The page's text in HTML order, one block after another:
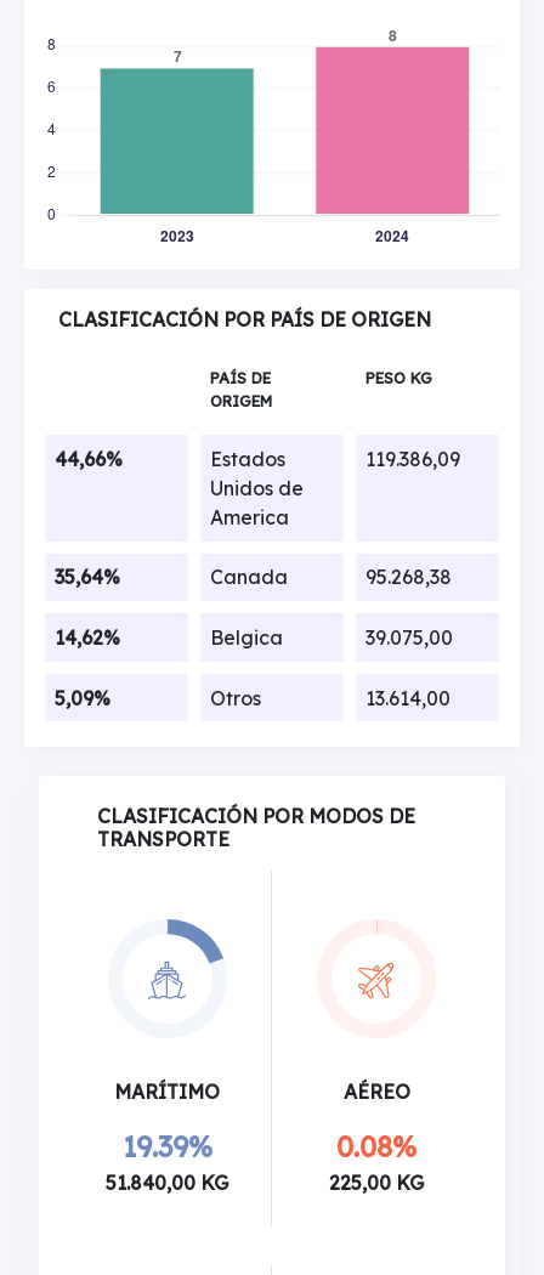
CLASIFICACIÓN POR PAÍS DE ORIGEN
PAÍS DE
ORIGEM
PESO KG
44,66%
Estados
Unidos de
America
119.386,09
35,64% Canada 95.268,38
14,62% Belgica 39.075,00
5,09% Otros 13.614,00
CLASIFICACIÓN POR MODOS DE
TRANSPORTE
MARÍTIMO
19.39%
51.840,00 KG
AÉREO
0.08%
225,00 KG